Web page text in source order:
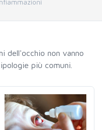
dell'occhio non vanno
più comuni.